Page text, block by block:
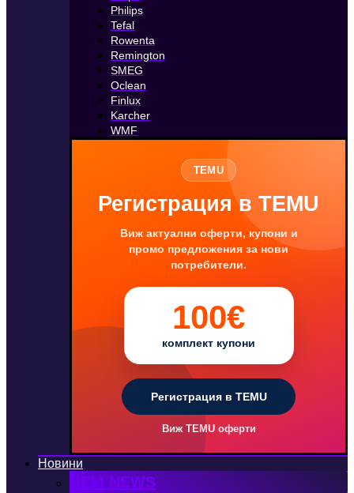
Philips
Tefal
Rowenta
Remington
SMEG
Oclean
Finlux
Karcher
WMF
TEMU
Регистрация в TEMU
Виж актуални оферти, купони и
промо предложения за нови
потребители.
100€
комплект купони
Регистрация в TEMU
Виж TEMU оферти
Новини
iEM NEWS